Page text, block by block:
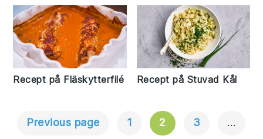
Recept på Fläskytterfilé Recept på Stuvad Kål
Inläggsnavigering
Previous page 1 2 3 …